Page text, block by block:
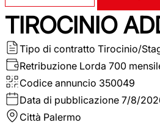
TIROCINIO
Tipo di contratto Tirocinio/
Retribuzione Lorda 700
Codice annuncio 350049
Data di pubblicazione 7/8/
Città Palermo